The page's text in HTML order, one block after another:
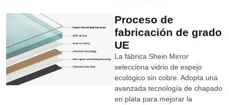
Proceso de
fabricación de grado
UE
La fábrica Shein Mirror
selecciona vidrio de espejo
ecológico sin cobre. Adopta una
avanzada tecnología de chapado
en plata para mejorar la